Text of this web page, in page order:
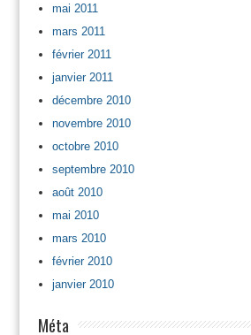
mai 2011
mars 2011
février 2011
janvier 2011
décembre 2010
novembre 2010
octobre 2010
septembre 2010
août 2010
mai 2010
mars 2010
février 2010
janvier 2010
Méta